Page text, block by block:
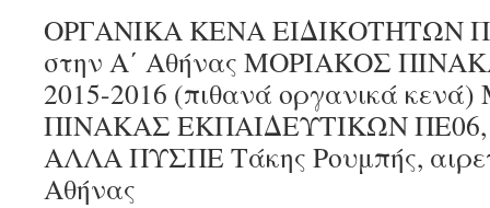
ΟΡΓΑΝΙΚΑ ΚΕΝΑ ΕΙΔΙΚΟΤΗΤΩΝ
στην Α΄ Αθήνας ΜΟΡΙΑΚΟΣ
2015-2016 (πιθανά οργανικά
ΠΙΝΑΚΑΣ ΕΚΠΑΙΔΕΥΤΙΚΩΝ
ΑΛΛΑ ΠΥΣΠΕ Τάκης Ρουμπής,
Αθήνας